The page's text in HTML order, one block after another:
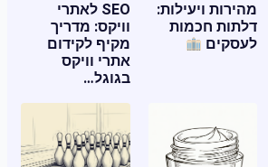
מהירות ויעילות:
דלתות חכמות
לעסקים
SEO לאתרי
וויקס: מדריך
מקיף לקידום
אתרי וויקס
בגוגל…